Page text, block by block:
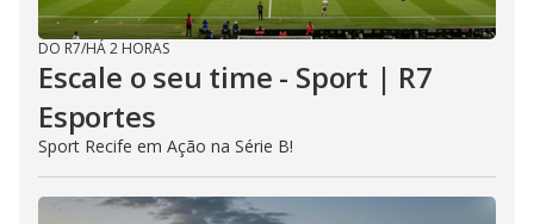
DO R7/HÁ 2 HORAS
Escale o seu time - Sport | R7
Esportes
Sport Recife em Ação na Série B!